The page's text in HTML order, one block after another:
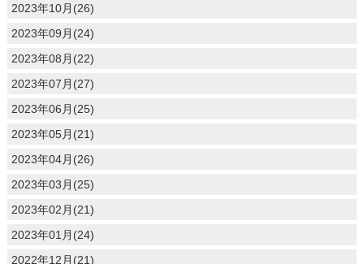
2023年10月(26)
2023年09月(24)
2023年08月(22)
2023年07月(27)
2023年06月(25)
2023年05月(21)
2023年04月(26)
2023年03月(25)
2023年02月(21)
2023年01月(24)
2022年12月(21)